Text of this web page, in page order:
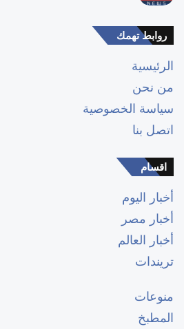
روابط تهمك
الرئيسية
من نحن
سياسة الخصوصية
اتصل بنا
اقسام
أخبار اليوم
أخبار مصر
أخبار العالم
تريندات
منوعات
المطبخ